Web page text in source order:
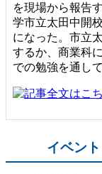
を現場から報告
学市立太田中開
になった。市立
するか、商業科
での勉強を通し
イベント